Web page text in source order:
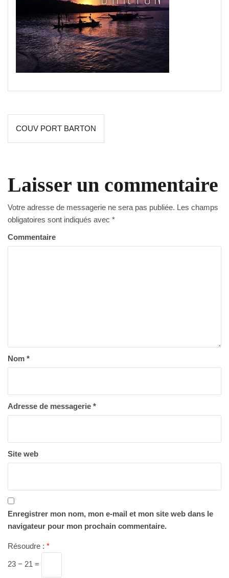
Navigation
de
COUV PORT BARTON
Laisser un commentaire
Votre adresse de messagerie ne sera pas publiée. Les champs
obligatoires sont indiqués avec *
Commentaire
Nom *
Adresse de messagerie *
Site web
Enregistrer mon nom, mon e-mail et mon site web dans le
navigateur pour mon prochain commentaire.
Résoudre : *
23 − 21 =